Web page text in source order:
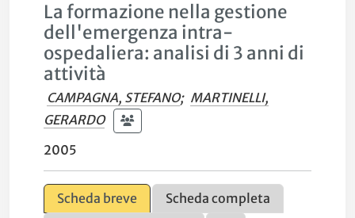
La formazione nella gestione
dell'emergenza intra-
ospedaliera: analisi di 3 anni di
attività
CAMPAGNA, STEFANO; MARTINELLI,
GERARDO
2005
Scheda breve
Scheda completa